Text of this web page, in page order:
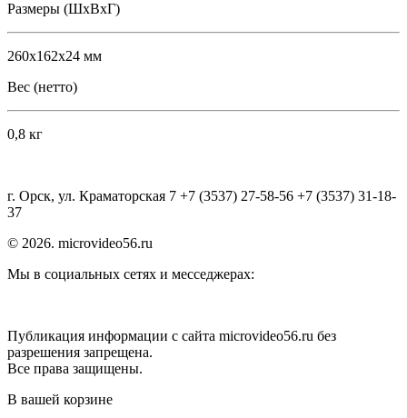
Размеры (ШхВхГ)
260x162x24 мм
Вес (нетто)
0,8 кг
г. Орск, ул. Краматорская 7 +7 (3537) 27-58-56 +7 (3537) 31-18-
37
© 2026. microvideo56.ru
Мы в социальных сетях и месседжерах:
Публикация информации с сайта microvideo56.ru без
разрешения запрещена.
Все права защищены.
В вашей корзине